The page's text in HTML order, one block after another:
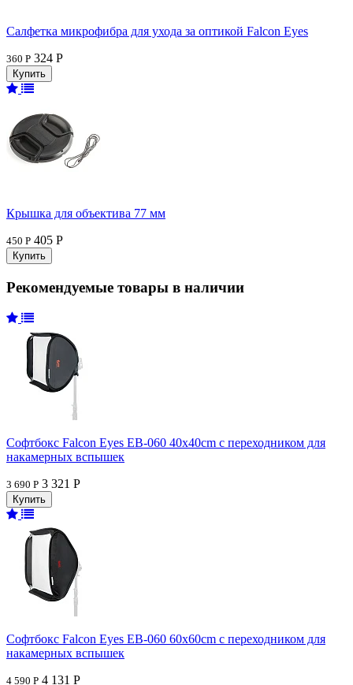
Салфетка микрофибра для ухода за оптикой Falcon Eyes
360 Р 324 Р
Крышка для объектива 77 мм
450 Р 405 Р
Рекомендуемые товары в наличии
Софтбокс Falcon Eyes EB-060 40x40cm с переходником для
накамерных вспышек
3 690 Р 3 321 Р
Софтбокс Falcon Eyes EB-060 60x60cm с переходником для
накамерных вспышек
4 590 Р 4 131 Р